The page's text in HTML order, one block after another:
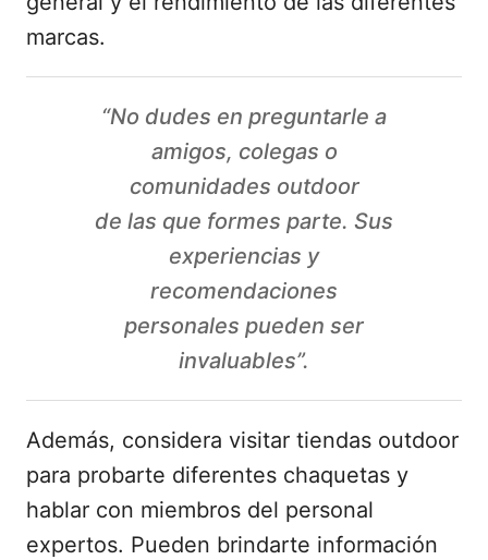
marcas.
“No dudes en preguntarle a
amigos, colegas o
comunidades outdoor
de las que formes parte. Sus
experiencias y
recomendaciones
personales pueden ser
invaluables”.
Además, considera visitar tiendas outdoor
para probarte diferentes chaquetas y
hablar con miembros del personal
expertos. Pueden brindarte información